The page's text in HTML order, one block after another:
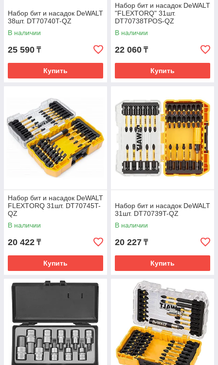
Набор бит и насадок DeWALT
38шт. DT70740T-QZ
В наличии
25 590 ₸
Купить
Набор бит и насадок DeWALT
"FLEXTORQ" 31шт.
DT70738TPOS-QZ
В наличии
22 060 ₸
Купить
Набор бит и насадок DeWALT
FLEXTORQ 31шт. DT70745T-
QZ
В наличии
20 422 ₸
Купить
Набор бит и насадок DeWALT
31шт. DT70739T-QZ
В наличии
20 227 ₸
Купить